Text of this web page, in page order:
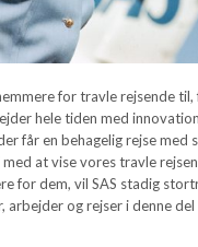
for travle rejsende
hele tiden med
får en behagelig rejse med
at vise vores travle
for dem, vil SAS stadig
arbejder og rejser i denne del